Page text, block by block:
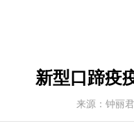
新型口蹄疫
来源：钟丽